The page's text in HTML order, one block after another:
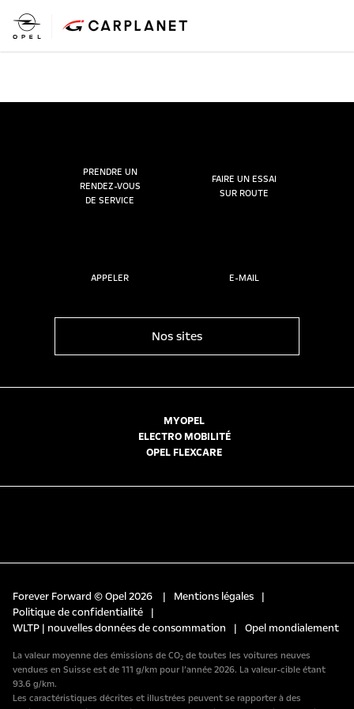
PRENDRE UN
RENDEZ-VOUS
DE SERVICE
FAIRE UN ESSAI
SUR ROUTE
APPELER E-MAIL
Nos sites
MYOPEL
ELECTRO MOBILITÉ
OPEL FLEXCARE
Forever Forward © Opel 2026 | Mentions légales
|
Politique de confidentialité
|
WLTP | nouvelles données de consommation
| Opel mondialement
La valeur moyenne des émissions de CO₂ de toutes les voitures neuves
vendues en Suisse est de 111 g/km pour l’année 2026. La valeur-cible étant
93.6 g/km.
Les caractéristiques décrites et illustrées peuvent se rapporter à des